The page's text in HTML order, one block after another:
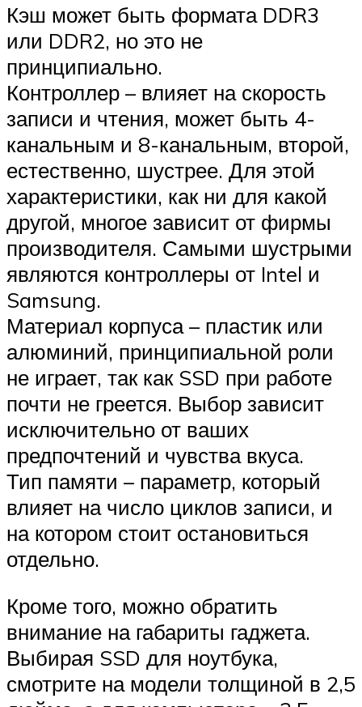
Кэш может быть формата DDR3
или DDR2, но это не
принципиально.
Контроллер – влияет на скорость
записи и чтения, может быть 4-
канальным и 8-канальным, второй,
естественно, шустрее. Для этой
характеристики, как ни для какой
другой, многое зависит от фирмы
производителя. Самыми шустрыми
являются контроллеры от Intel и
Samsung.
Материал корпуса – пластик или
алюминий, принципиальной роли
не играет, так как SSD при работе
почти не греется. Выбор зависит
исключительно от ваших
предпочтений и чувства вкуса.
Тип памяти – параметр, который
влияет на число циклов записи, и
на котором стоит остановиться
отдельно.
Кроме того, можно обратить
внимание на габариты гаджета.
Выбирая SSD для ноутбука,
смотрите на модели толщиной в 2,5